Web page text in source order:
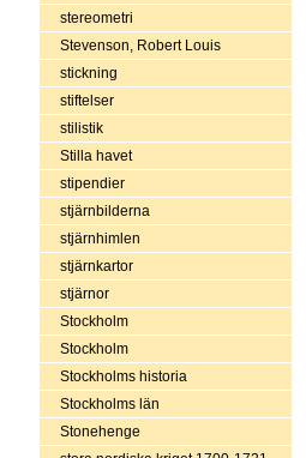
stereometri
Stevenson, Robert Louis
stickning
stiftelser
stilistik
Stilla havet
stipendier
stjärnbilderna
stjärnhimlen
stjärnkartor
stjärnor
Stockholm
Stockholm
Stockholms historia
Stockholms län
Stonehenge